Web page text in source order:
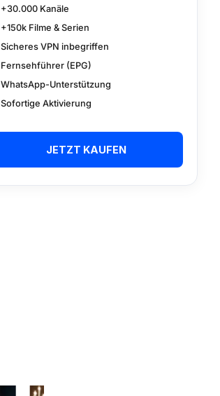
+30.000 Kanäle
+150k Filme & Serien
Sicheres VPN inbegriffen
Fernsehführer (EPG)
WhatsApp-Unterstützung
Sofortige Aktivierung
JETZT KAUFEN